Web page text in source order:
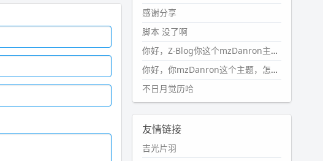
wdssmq
2024-09-23 21:00:49
#PubWord
一次？？碎雨集_沉冰浮水_第1页
https://www.wdssmq.com/ta
g/%E7%A2%8E%E9%9B%A8%E
9%9B%86/
wdssmq
2024-09-23 20:58:40
话，2024 年目前只发了 13 条
感谢分享
脚本 没了啊
你好，Z-Blog你这个mzDanron主题，怎么去除文章标题图像和文章摘要，仅显示标题，感谢回复！
你好，你mzDanron这个主题，怎么去除文章标题的图像和文章摘要！仅显示标题，感谢回复解决！
不日月觉历哈
友情链接
吉光片羽